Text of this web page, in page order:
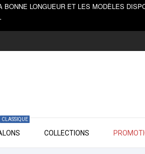
LONGUEUR ET LES MODÈLES
CLASSIQUE
COLLECTIONS